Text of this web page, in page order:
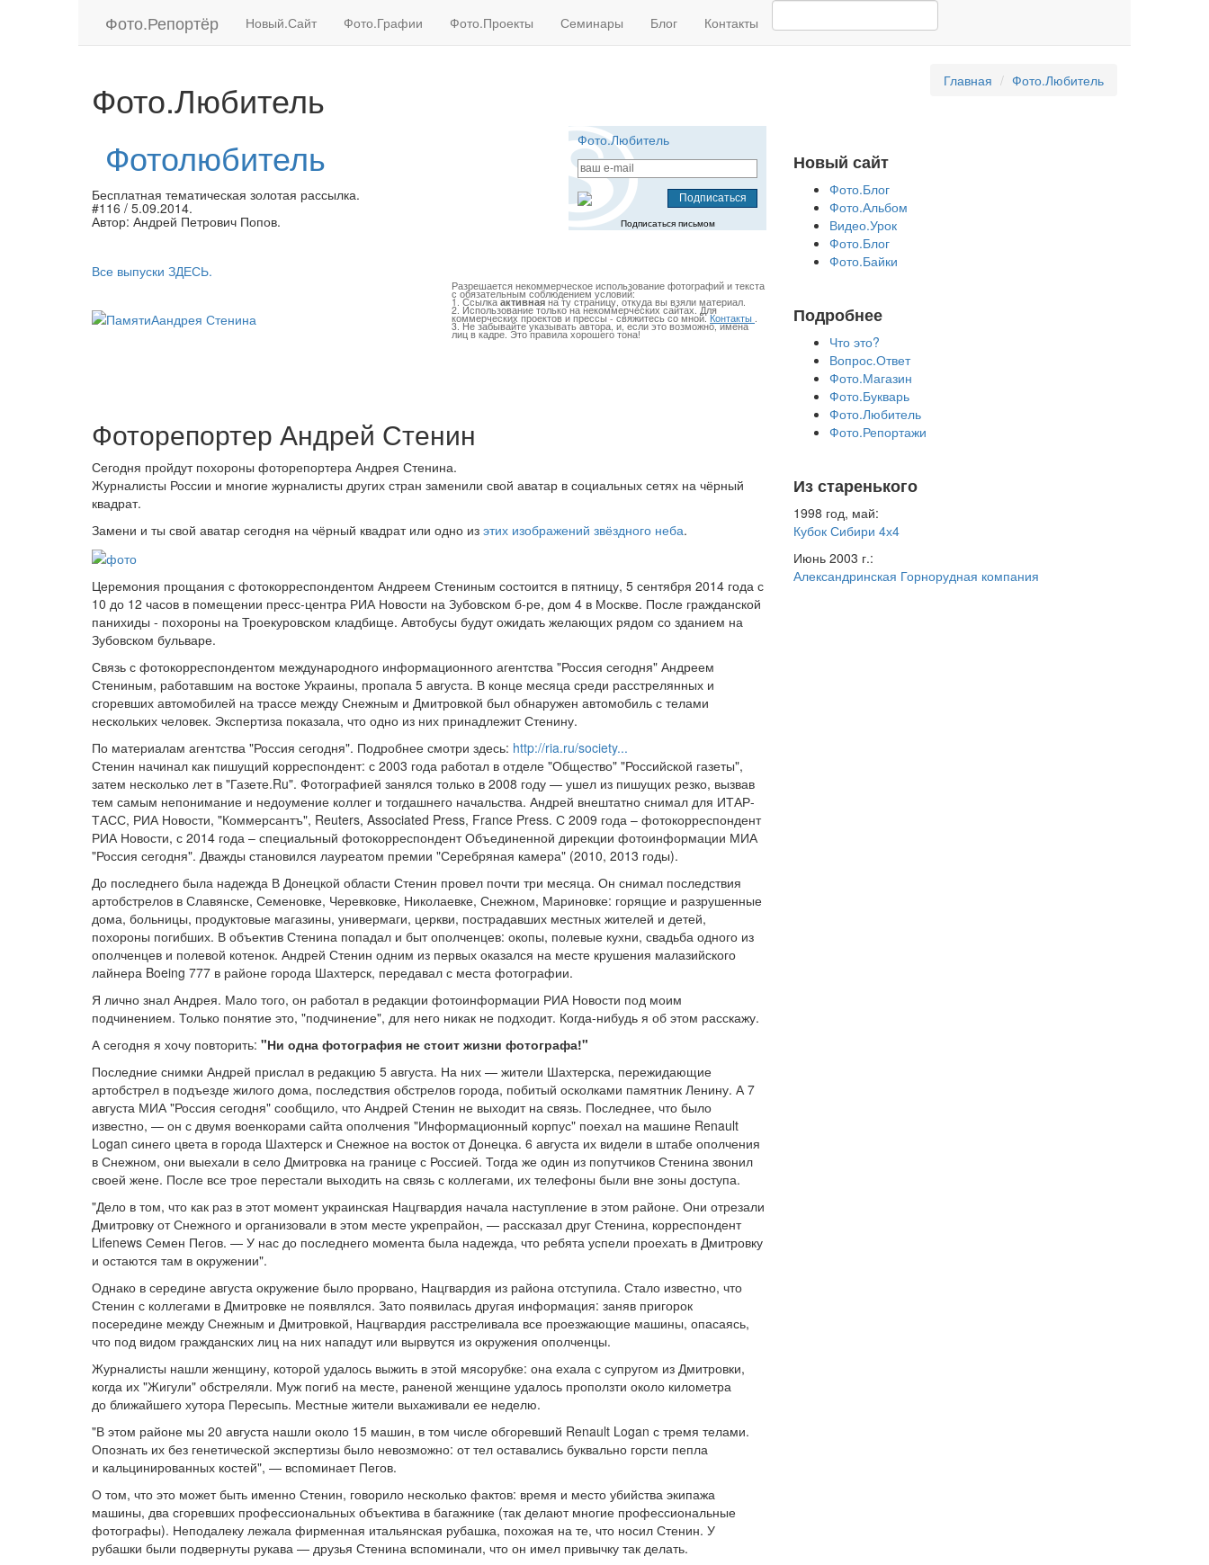
Фото.Репортёр Новый.Сайт Фото.Графии Фото.Проекты Семинары Блог Контакты
Фото.Любитель Главная Фото.Любитель
Фотолюбитель
Бесплатная тематическая золотая рассылка.
#116 / 5.09.2014.
Автор: Андрей Петрович Попов.
Все выпуски ЗДЕСЬ.
Фото.Любитель
Подписаться письмом
Разрешается некоммерческое использование фотографий и текста
с обязательным соблюдением условий:
1. Ссылкаактивнаяна ту страницу, откуда вы взяли материал.
2. Использование только на некоммерческих сайтах. Для
коммерческих проектов и прессы - свяжитесь со мной.Контакты .
3. Не забывайте указывать автора, и, если это возможно, имена
лиц в кадре. Это правила хорошего тона!
Фоторепортер Андрей Стенин
Сегодня пройдут похороны фоторепортера Андрея Стенина.
Журналисты России и многие журналисты других стран заменили свой аватар в социальных сетях на чёрный
квадрат.
Замени и ты свой аватар сегодня на чёрный квадрат или одно из этих изображений звёздного неба.
Церемония прощания с фотокорреспондентом Андреем Стениным состоится в пятницу, 5 сентября 2014 года с
10 до 12 часов в помещении пресс-центра РИА Новости на Зубовском б-ре, дом 4 в Москве. После гражданской
панихиды - похороны на Троекуровском кладбище. Автобусы будут ожидать желающих рядом со зданием на
Зубовском бульваре.
Связь с фотокорреспондентом международного информационного агентства "Россия сегодня" Андреем
Стениным, работавшим на востоке Украины, пропала 5 августа. В конце месяца среди расстрелянных и
сгоревших автомобилей на трассе между Снежным и Дмитровкой был обнаружен автомобиль с телами
нескольких человек. Экспертиза показала, что одно из них принадлежит Стенину.
По материалам агентства "Россия сегодня". Подробнее смотри здесь: http://ria.ru/society...
Стенин начинал как пишущий корреспондент: с 2003 года работал в отделе "Общество" "Российской газеты",
затем несколько лет в "Газете.Ru". Фотографией занялся только в 2008 году — ушел из пишущих резко, вызвав
тем самым непонимание и недоумение коллег и тогдашнего начальства. Андрей внештатно снимал для ИТАР-
ТАСС, РИА Новости, "Коммерсантъ", Reuters, Associated Press, France Press. С 2009 года – фотокорреспондент
РИА Новости, с 2014 года – специальный фотокорреспондент Объединенной дирекции фотоинформации МИА
"Россия сегодня". Дважды становился лауреатом премии "Серебряная камера" (2010, 2013 годы).
До последнего была надежда В Донецкой области Стенин провел почти три месяца. Он снимал последствия
артобстрелов в Славянске, Семеновке, Черевковке, Николаевке, Снежном, Мариновке: горящие и разрушенные
дома, больницы, продуктовые магазины, универмаги, церкви, пострадавших местных жителей и детей,
похороны погибших. В объектив Стенина попадал и быт ополченцев: окопы, полевые кухни, свадьба одного из
ополченцев и полевой котенок. Андрей Стенин одним из первых оказался на месте крушения малазийского
лайнера Boeing 777 в районе города Шахтерск, передавал с места фотографии.
Я лично знал Андрея. Мало того, он работал в редакции фотоинформации РИА Новости под моим
подчинением. Только понятие это, "подчинение", для него никак не подходит. Когда-нибудь я об этом расскажу.
А сегодня я хочу повторить: "Ни одна фотография не стоит жизни фотографа!"
Последние снимки Андрей прислал в редакцию 5 августа. На них — жители Шахтерска, пережидающие
артобстрел в подъезде жилого дома, последствия обстрелов города, побитый осколками памятник Ленину. А 7
августа МИА "Россия сегодня" сообщило, что Андрей Стенин не выходит на связь. Последнее, что было
известно, — он с двумя военкорами сайта ополчения "Информационный корпус" поехал на машине Renault
Logan синего цвета в города Шахтерск и Снежное на восток от Донецка. 6 августа их видели в штабе ополчения
в Снежном, они выехали в село Дмитровка на границе с Россией. Тогда же один из попутчиков Стенина звонил
своей жене. После все трое перестали выходить на связь с коллегами, их телефоны были вне зоны доступа.
"Дело в том, что как раз в этот момент украинская Нацгвардия начала наступление в этом районе. Они отрезали
Дмитровку от Снежного и организовали в этом месте укрепрайон, — рассказал друг Стенина, корреспондент
Lifenews Семен Пегов. — У нас до последнего момента была надежда, что ребята успели проехать в Дмитровку
и остаются там в окружении".
Однако в середине августа окружение было прорвано, Нацгвардия из района отступила. Стало известно, что
Стенин с коллегами в Дмитровке не появлялся. Зато появилась другая информация: заняв пригорок
посередине между Снежным и Дмитровкой, Нацгвардия расстреливала все проезжающие машины, опасаясь,
что под видом гражданских лиц на них нападут или вырвутся из окружения ополченцы.
Журналисты нашли женщину, которой удалось выжить в этой мясорубке: она ехала с супругом из Дмитровки,
когда их "Жигули" обстреляли. Муж погиб на месте, раненой женщине удалось проползти около километра
до ближайшего хутора Пересыпь. Местные жители выхаживали ее неделю.
"В этом районе мы 20 августа нашли около 15 машин, в том числе обгоревший Renault Logan с тремя телами.
Опознать их без генетической экспертизы было невозможно: от тел оставались буквально горсти пепла
и кальцинированных костей", — вспоминает Пегов.
О том, что это может быть именно Стенин, говорило несколько фактов: время и место убийства экипажа
машины, два сгоревших профессиональных объектива в багажнике (так делают многие профессиональные
фотографы). Неподалеку лежала фирменная итальянская рубашка, похожая на те, что носил Стенин. У
рубашки были подвернуты рукава — друзья Стенина вспоминали, что он имел привычку так делать.
Новый сайт
Фото.Блог
Фото.Альбом
Видео.Урок
Фото.Блог
Фото.Байки
Подробнее
Что это?
Вопрос.Ответ
Фото.Магазин
Фото.Букварь
Фото.Любитель
Фото.Репортажи
Из старенького
1998 год, май:
Кубок Сибири 4х4
Июнь 2003 г.:
Александринская Горнорудная компания